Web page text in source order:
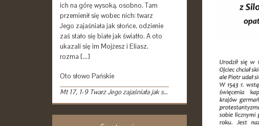
ich na górę wysoką, osobno. Tam
przemienił się wobec nich: twarz
Jego zajaśniała jak słońce, odzienie
zaś stało się białe jak światło. A oto
ukazali się im Mojżesz i Eliasz,
rozma […]
Oto słowo Pańskie
Mt 17, 1-9 Twarz Jego zajaśniała jak słońce